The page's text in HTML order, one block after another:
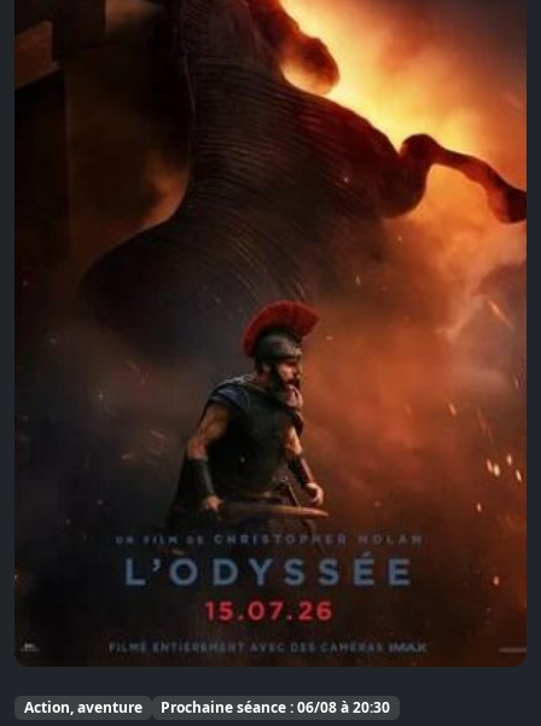
Action, aventure Prochaine séance : 06/08 à 20:30